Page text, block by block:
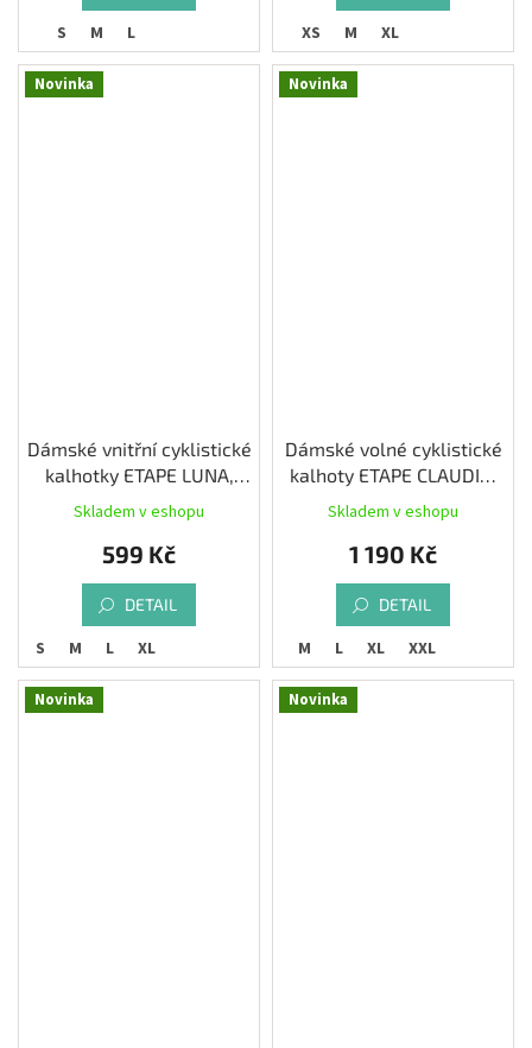
S M L XS M XL
Novinka
Dámské vnitřní cyklistické
kalhotky ETAPE LUNA,
Skladem v eshopu
599 Kč
DETAIL
S M L XL
Novinka
Dámské volné cyklistické
kalhoty ETAPE CLAUDIA,
černá/růžová
Skladem v eshopu
1 190 Kč
DETAIL
M L XL XXL
Novinka Novinka